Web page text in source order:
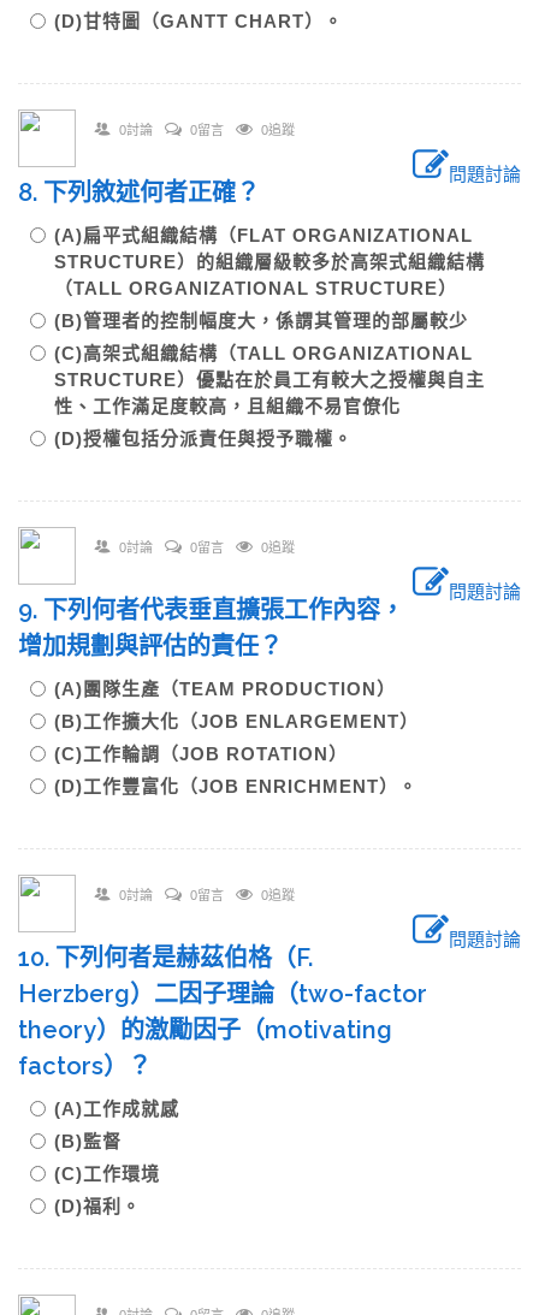
(D)甘特圖（GANTT CHART）。
0討論 0留言 0追蹤
問題討論
8. 下列敘述何者正確？
(A)扁平式組織結構（FLAT ORGANIZATIONAL
STRUCTURE）的組織層級較多於高架式組織結構
（TALL ORGANIZATIONAL STRUCTURE）
(B)管理者的控制幅度大，係謂其管理的部屬較少
(C)高架式組織結構（TALL ORGANIZATIONAL
STRUCTURE）優點在於員工有較大之授權與自主
性、工作滿足度較高，且組織不易官僚化
(D)授權包括分派責任與授予職權。
0討論 0留言 0追蹤
問題討論
9. 下列何者代表垂直擴張工作內容，
增加規劃與評估的責任？
(A)團隊生產（TEAM PRODUCTION）
(B)工作擴大化（JOB ENLARGEMENT）
(C)工作輪調（JOB ROTATION）
(D)工作豐富化（JOB ENRICHMENT）。
0討論 0留言 0追蹤
問題討論
10. 下列何者是赫茲伯格（F.
Herzberg）二因子理論（two-factor
theory）的激勵因子（motivating
factors）？
(A)工作成就感
(B)監督
(C)工作環境
(D)福利。